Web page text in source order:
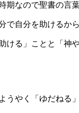
期なので聖書の言
で自分を助けるか
ける」ことと「神
うやく「ゆだねる